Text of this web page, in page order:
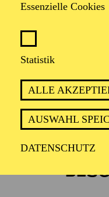
Essenzielle Cookies
Statistik
ALLE
AUSWAHL
DATENSCHUTZ